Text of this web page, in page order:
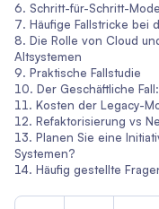
Schritt-für-Schritt-
Häufige Fallstricke bei
Die Rolle von Cloud
Altsystemen
Praktische Fallstudie
Der Geschäftliche
Kosten der Legacy-
Refaktorisierung vs
Planen Sie eine
Systemen?
Häufig gestellte